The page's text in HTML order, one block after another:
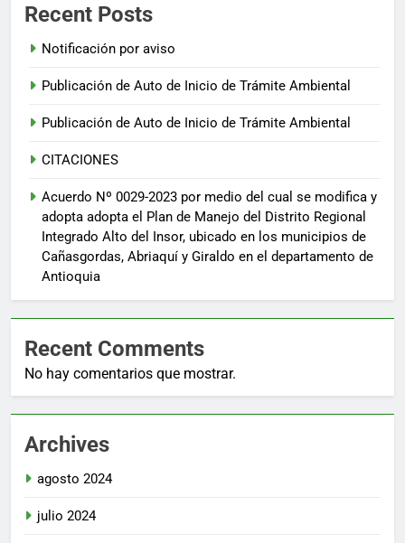
Recent Posts
Notificación por aviso
Publicación de Auto de Inicio de Trámite Ambiental
Publicación de Auto de Inicio de Trámite Ambiental
CITACIONES
Acuerdo Nº 0029-2023 por medio del cual se modifica y
adopta adopta el Plan de Manejo del Distrito Regional
Integrado Alto del Insor, ubicado en los municipios de
Cañasgordas, Abriaquí y Giraldo en el departamento de
Antioquia
Recent Comments
No hay comentarios que mostrar.
Archives
agosto 2024
julio 2024